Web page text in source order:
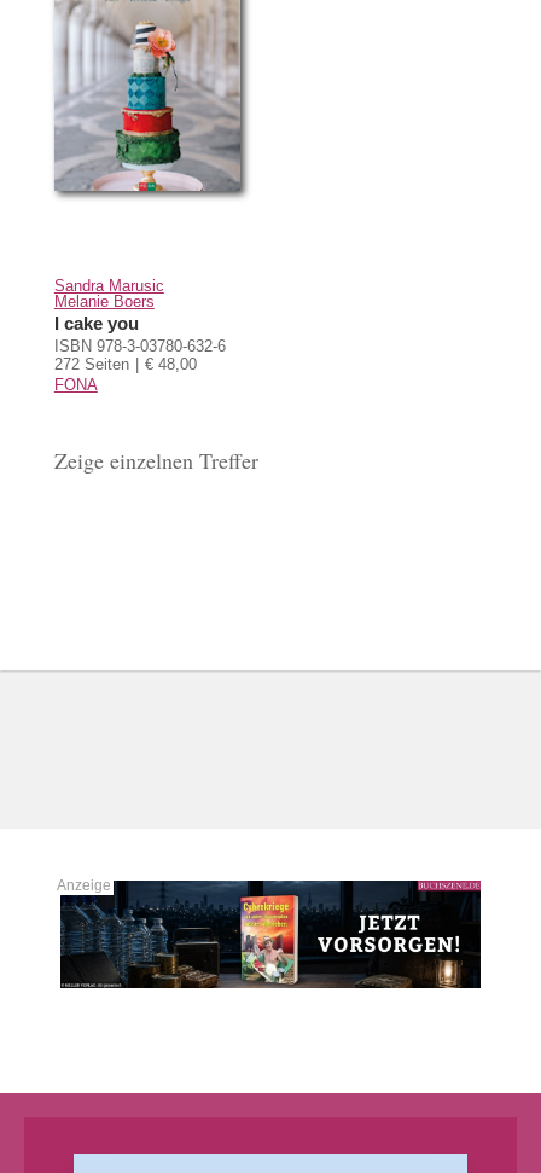
Sandra Marusic
Melanie Boers
I cake you
ISBN 978-3-03780-632-6
272 Seiten
€ 48,00
FONA
Zeige einzelnen Treffer